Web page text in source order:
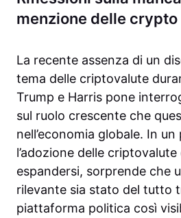
menzione delle crypto
La recente assenza di un
tema delle criptovalute
Trump e Harris pone
sul ruolo crescente che
nell’economia globale. In
l’adozione delle
espandersi, sorprende che
rilevante sia stato del tutto
piattaforma politica così